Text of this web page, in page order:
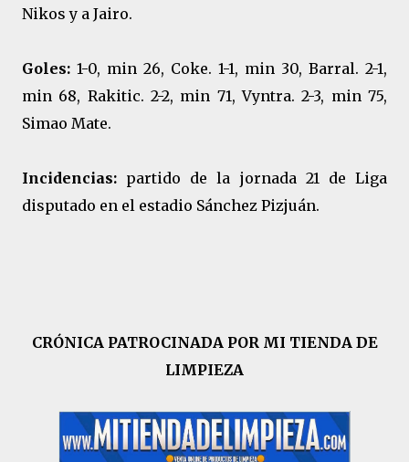
Nikos y a Jairo.
Goles: 1-0, min 26, Coke. 1-1, min 30, Barral. 2-1,
min 68, Rakitic. 2-2, min 71, Vyntra. 2-3, min 75,
Simao Mate.
Incidencias: partido de la jornada 21 de Liga
disputado en el estadio Sánchez Pizjuán.
CRÓNICA PATROCINADA POR MI TIENDA DE
LIMPIEZA